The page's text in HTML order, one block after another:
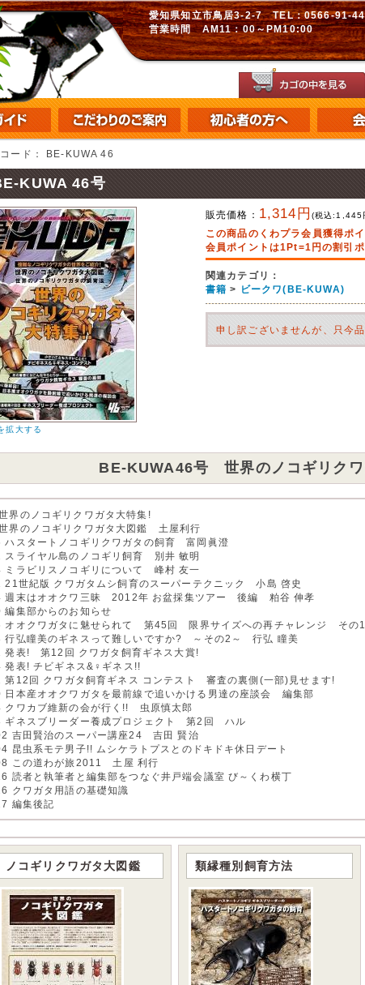
愛知県知立市鳥居3-2-7 TEL：0566-91-
営業時間 AM11：00～PM10:00
ード： BE-KUWA 46
KUWA 46号
拡大する
販売価格： 1,314円 (税込: 1,445
この商品のくわプラ会員獲得ポ
会員ポイントは1Pt=1円の割引
関連カテゴリ：
書籍 > ビークワ(BE-KUWA)
申し訳ございませんが、只今品
BE-KUWA46号 世界のノコギリクワ
界のノコギリクワガタ大特集!
界のノコギリクワガタ大図鑑 土屋利行
ハスタートノコギリクワガタの飼育 富岡眞澄
スライヤル島のノコギリ飼育 別井 敏明
ミラビリスノコギリについて 峰村 友一
21世紀版 クワガタムシ飼育のスーパーテクニック 小島 啓史
週末はオオクワ三昧 2012年 お盆採集ツアー 後編 粕谷 伸孝
編集部からのお知らせ
オオクワガタに魅せられて 第45回 限界サイズへの再チャレンジ そ
行弘瞳美のギネスって難しいですか? ～その2～ 行弘 瞳美
発表! 第12回 クワガタ飼育ギネス大賞!
発表! チビギネス&♀ギネス!!
第12回 クワガタ飼育ギネス コンテスト 審査の裏側(一部)見せます!
日本産オオクワガタを最前線で追いかける男達の座談会 編集部
クワカブ維新の会が行く!! 虫原慎太郎
ギネスブリーダー養成プロジェクト 第2回 ハル
吉田賢治のスーパー講座24 吉田 賢治
昆虫系モテ男子!! ムシケラトプスとのドキドキ休日デート
この道わが旅2011 土屋 利行
読者と執筆者と編集部をつなぐ井戸端会議室 び～くわ横丁
クワガタ用語の基礎知識
編集後記
ノコギリクワガタ大図鑑 類縁種別飼育方法